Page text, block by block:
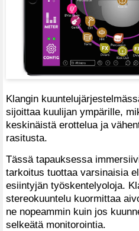
Klangin
sijoittaa kuulijan ympärille,
keskinäistä erottelua ja
rasitusta.
Tässä tapauksessa
tarkoitus tuottaa varsinaisia
esiintyjän työskentelyoloja.
stereokuuntelu kuormittaa
ne nopeammin kuin jos
selkeätä monitorointia.